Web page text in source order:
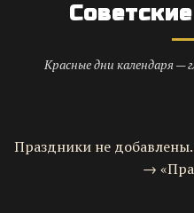
Красные дни календаря —
Праздники не
→